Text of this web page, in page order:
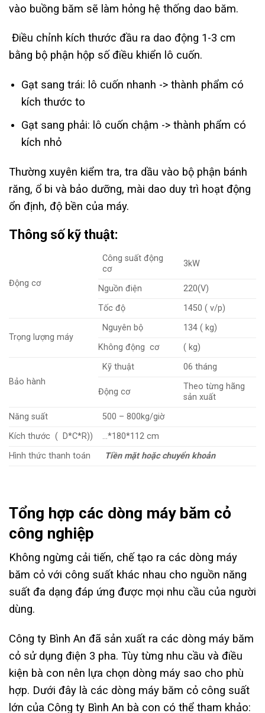
vào buồng băm sẽ làm hỏng hệ thống dao băm.
Điều chỉnh kích thước đầu ra dao động 1-3 cm
bằng bộ phận hộp số điều khiển lô cuốn.
Gạt sang trái: lô cuốn nhanh -> thành phẩm có
kích thước to
Gạt sang phải: lô cuốn chậm -> thành phẩm có
kích nhỏ
Thường xuyên kiểm tra, tra dầu vào bộ phận bánh
răng, ổ bi và bảo dưỡng, mài dao duy trì hoạt động
ổn định, độ bền của máy.
Thông số kỹ thuật:
Động cơ
Công suất động
cơ
3kW
Nguồn điện
220(V)
Tốc độ
1450 ( v/p)
Trọng lượng máy
Nguyên bộ
134 ( kg)
Không động cơ
( kg)
Bảo hành
Kỹ thuật 06 tháng
Động cơ
Theo từng hãng
sản xuất
Năng suất
500 – 800kg/giờ
Kích thước ( D*C*R))
…*180*112 cm
Hình thức thanh toán
Tiền mặt hoặc chuyển khoản
Tổng hợp các dòng máy băm cỏ
công nghiệp
Không ngừng cải tiến, chế tạo ra các dòng máy
băm cỏ với công suất khác nhau cho nguồn năng
suất đa dạng đáp ứng được mọi nhu cầu của người
dùng.
Công ty Bình An đã sản xuất ra các dòng máy băm
cỏ sử dụng điện 3 pha. Tùy từng nhu cầu và điều
kiện bà con nên lựa chọn dòng máy sao cho phù
hợp. Dưới đây là các dòng máy băm cỏ công suất
lớn của Công ty Bình An bà con có thể tham khảo: